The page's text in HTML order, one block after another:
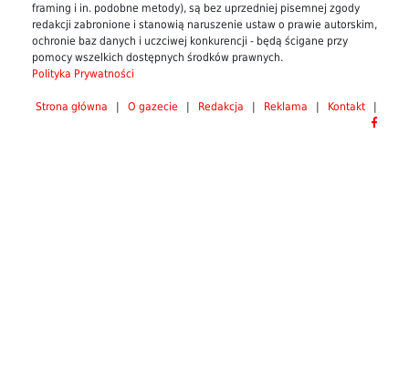
framing i in. podobne metody), są bez uprzedniej pisemnej zgody
redakcji zabronione i stanowią naruszenie ustaw o prawie autorskim,
ochronie baz danych i uczciwej konkurencji - będą ścigane przy
pomocy wszelkich dostępnych środków prawnych.
Polityka Prywatności
Strona główna | O gazecie | Redakcja | Reklama | Kontakt |